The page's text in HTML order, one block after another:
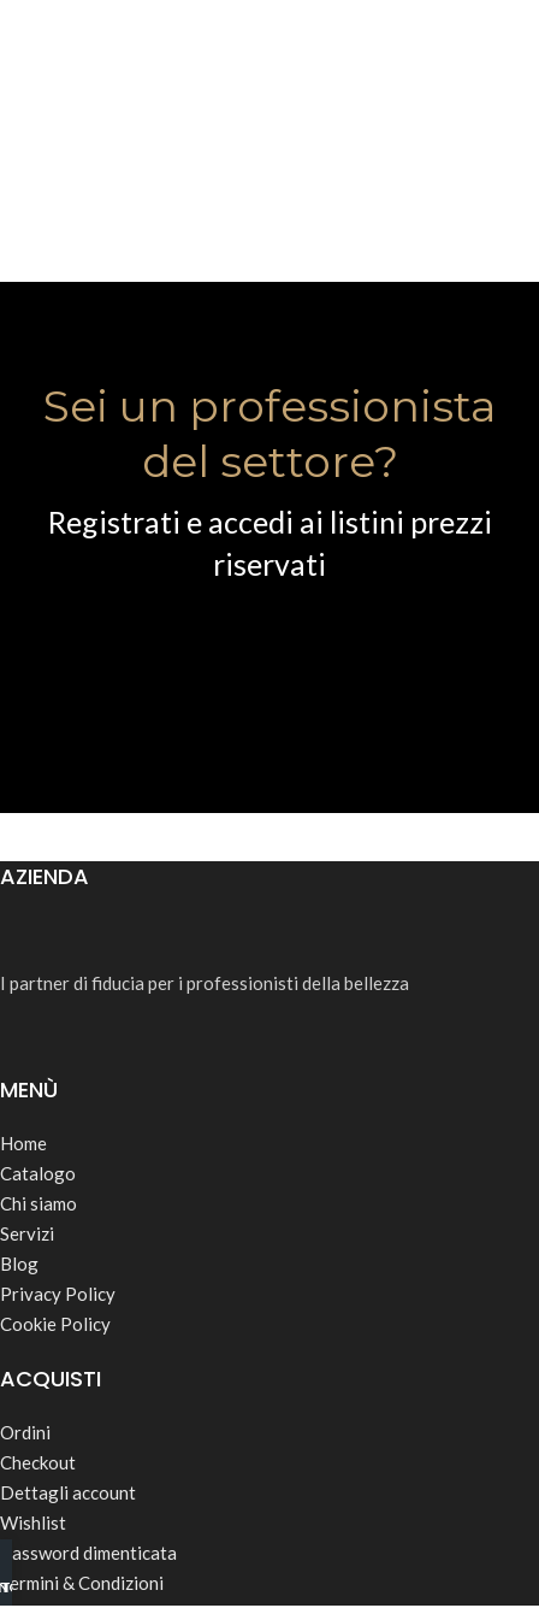
Sei un professionista
del settore?
Registrati e accedi ai listini prezzi
riservati
AZIENDA
I partner di fiducia per i professionisti della bellezza
MENÙ
Home
Catalogo
Chi siamo
Servizi
Blog
Privacy Policy
Cookie Policy
ACQUISTI
Ordini
Checkout
Dettagli account
Wishlist
Password dimenticata
Termini & Condizioni
B2B